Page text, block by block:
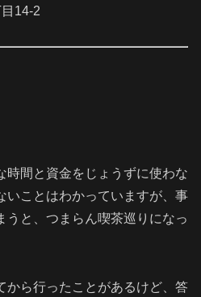
14-2
時間と資金をじょうずに使わな
いことはわかっていますが、事
うと、つまらん喫茶巡りになっ
から行ったことがあるけど、答